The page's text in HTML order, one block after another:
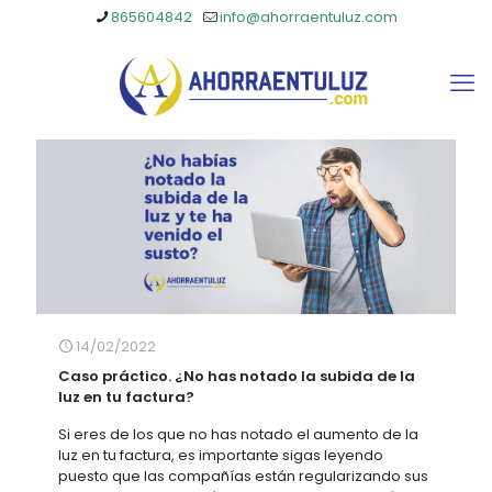
865604842 info@ahorraentuluz.com
14/02/2022
Caso práctico. ¿No has notado la subida de la
luz en tu factura?
Si eres de los que no has notado el aumento de la
luz en tu factura, es importante sigas leyendo
puesto que las compañías están regularizando sus